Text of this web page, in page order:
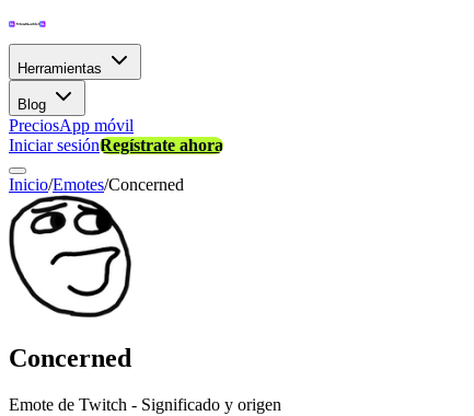
Herramientas
Blog
PreciosApp móvil
Iniciar sesiónRegístrate ahora
Inicio/Emotes/Concerned
Concerned
Emote de Twitch - Significado y origen